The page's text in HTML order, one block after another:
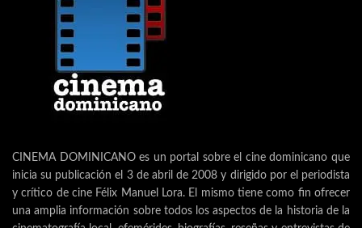
CINEMA DOMINICANO es un portal sobre el cine dominicano que
inicia su publicación el 3 de abril de 2008 y dirigido por el periodista
y crítico de cine Félix Manuel Lora. El mismo tiene como fin ofrecer
una amplia información sobre todos los aspectos de la historia de la